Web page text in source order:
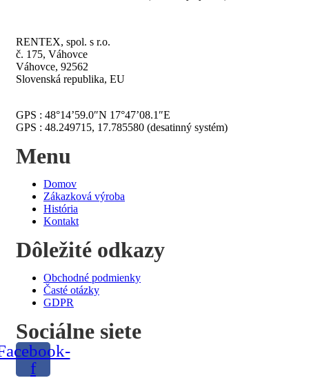
RENTEX, spol. s r.o.
č. 175, Váhovce
Váhovce, 92562
Slovenská republika, EU
GPS : 48°14’59.0″N 17°47’08.1″E
GPS : 48.249715, 17.785580 (desatinný systém)
Menu
Domov
Zákazková výroba
História
Kontakt
Dôležité odkazy
Obchodné podmienky
Časté otázky
GDPR
Sociálne siete
f